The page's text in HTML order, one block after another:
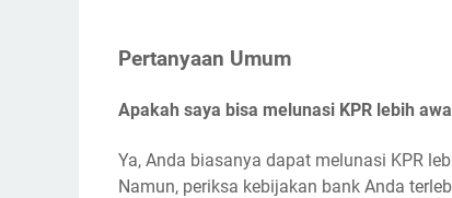
Pertanyaan Umum
Apakah saya bisa melunasi KPR lebih
Ya, Anda biasanya dapat melunasi KPR
Namun, periksa kebijakan bank Anda